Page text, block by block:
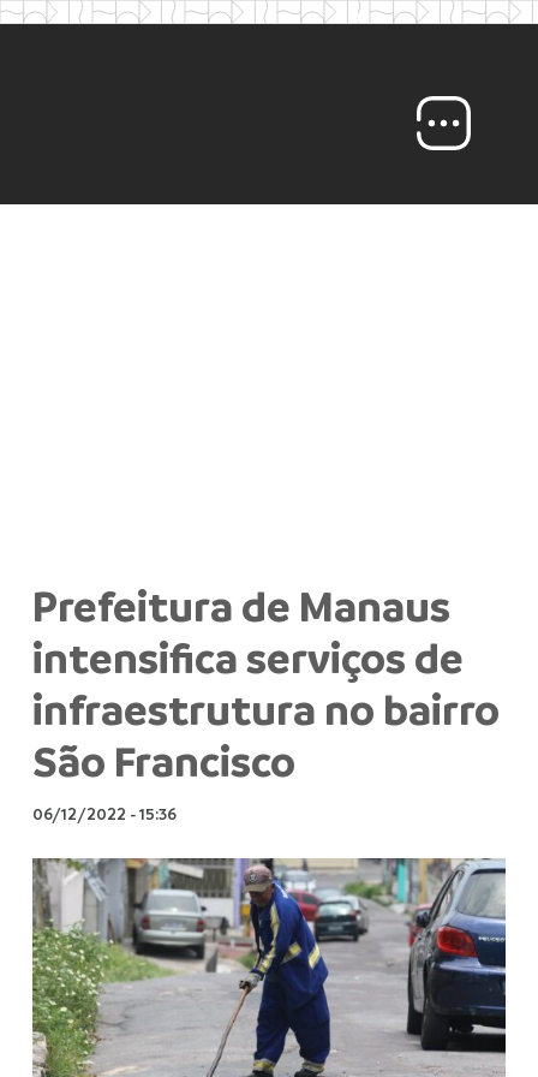
Prefeitura de Manaus
intensifica serviços de
infraestrutura no bairro
São Francisco
06/12/2022 -15:36